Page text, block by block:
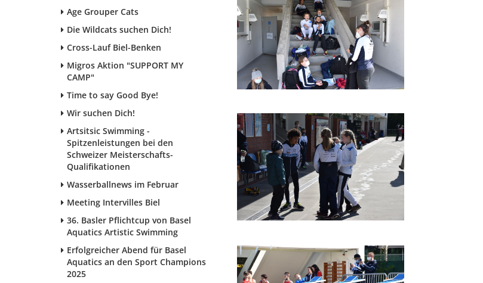
Age Grouper Cats
Die Wildcats suchen Dich!
Cross-Lauf Biel-Benken
Migros Aktion "SUPPORT MY
CAMP"
Time to say Good Bye!
Wir suchen Dich!
Artsitsic Swimming -
Spitzenleistungen bei den
Schweizer Meisterschafts-
Qualifikationen
Wasserballnews im Februar
Meeting Intervilles Biel
36. Basler Pflichtcup von Basel
Aquatics Artistic Swimming
Erfolgreicher Abend für Basel
Aquatics an den Sport Champions
2025